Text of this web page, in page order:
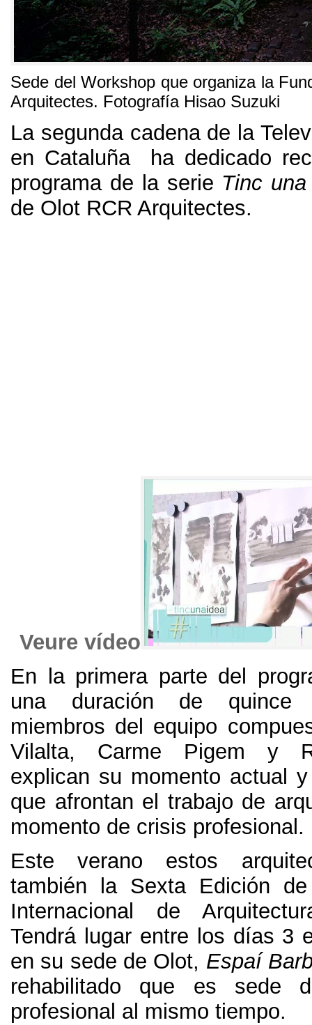
Sede del Workshop que organiza la
Arquitectes. Fotografía Hisao Suzuki
La segunda cadena de la
en Cataluña ha dedicado
programa de la serie Tinc
de Olot RCR Arquitectes.
Veure vídeo
En la primera parte del
una duración de quince
miembros del equipo
Vilalta, Carme Pigem y
explican su momento actual
que afrontan el trabajo de
momento de crisis profesional .
Este verano estos
también la Sexta Edición
Internacional de
Tendrá lugar entre los días 3
en su sede de Olot, Espaí
rehabilitado que es sede
profesional al mismo tiempo.